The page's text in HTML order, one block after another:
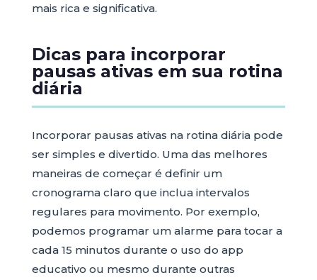
mais rica e significativa.
Dicas para incorporar
pausas ativas em sua rotina
diária
Incorporar pausas ativas na rotina diária pode
ser simples e divertido. Uma das melhores
maneiras de começar é definir um
cronograma claro que inclua intervalos
regulares para movimento. Por exemplo,
podemos programar um alarme para tocar a
cada 15 minutos durante o uso do app
educativo ou mesmo durante outras